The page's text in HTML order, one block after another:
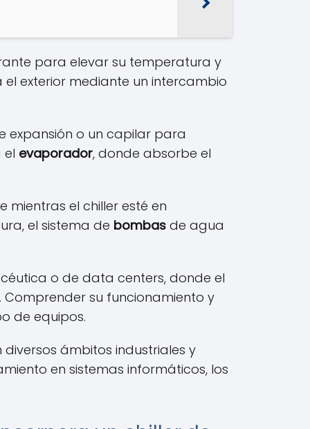
para elevar su temperatura y
exterior mediante un intercambio
expansión o un capilar para
el evaporador, donde absorbe el
mientras el chiller esté en
el sistema de bombas de agua
o de data centers, donde el
su funcionamiento y
de equipos.
ámbitos industriales y
en sistemas informáticos, los